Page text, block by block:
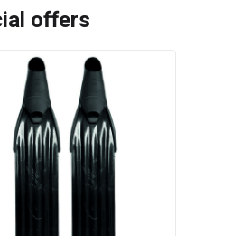
offers